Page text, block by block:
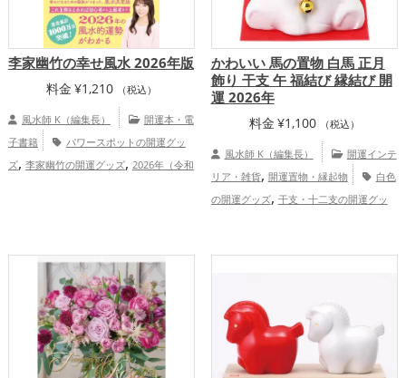
李家幽竹の幸せ風水 2026年版
料金 ¥1,210 （税込）
風水師 K（編集長）
開運本・電
子書籍
パワースポットの開運グッ
ズ, 李家幽竹の開運グッズ, 2026年（令和
プ,家庭運・家族運アップ,総合運・全体
かわいい 馬の置物 白馬 正月
飾り 干支 午 福結び 縁結び 開
運 2026年
料金 ¥1,100 （税込）
風水師 K（編集長）
開運インテ
リア・雑貨, 開運置物・縁起物
白色
の開運グッズ, 干支・十二支の開運グッ
運アップ,家庭運・家族運アップ